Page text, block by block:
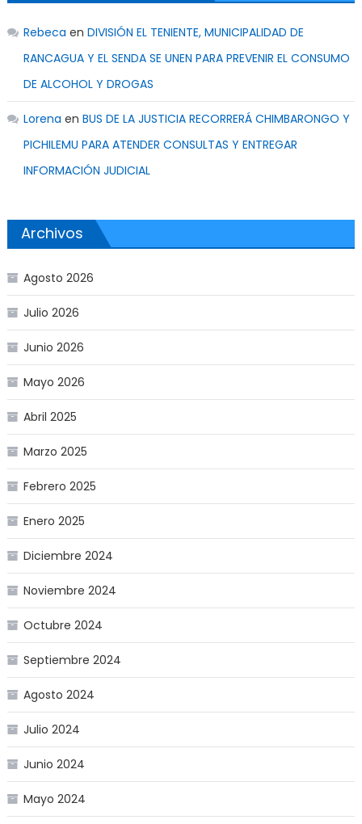
Rebeca en DIVISIÓN EL TENIENTE, MUNICIPALIDAD DE
RANCAGUA Y EL SENDA SE UNEN PARA PREVENIR EL CONSUMO
DE ALCOHOL Y DROGAS
Lorena en BUS DE LA JUSTICIA RECORRERÁ CHIMBARONGO Y
PICHILEMU PARA ATENDER CONSULTAS Y ENTREGAR
INFORMACIÓN JUDICIAL
Archivos
Agosto 2026
Julio 2026
Junio 2026
Mayo 2026
Abril 2025
Marzo 2025
Febrero 2025
Enero 2025
Diciembre 2024
Noviembre 2024
Octubre 2024
Septiembre 2024
Agosto 2024
Julio 2024
Junio 2024
Mayo 2024